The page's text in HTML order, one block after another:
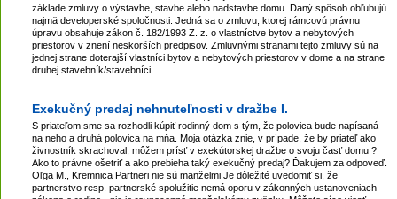
základe zmluvy o výstavbe, stavbe alebo nadstavbe domu. Daný spôsob obľubujú
najmä developerské spoločnosti. Jedná sa o zmluvu, ktorej rámcovú právnu
úpravu obsahuje zákon č. 182/1993 Z. z. o vlastníctve bytov a nebytových
priestorov v znení neskorších predpisov. Zmluvnými stranami tejto zmluvy sú na
jednej strane doterajší vlastníci bytov a nebytových priestorov v dome a na strane
druhej stavebník/stavebníci...
Exekučný predaj nehnuteľnosti v dražbe I.
S priateľom sme sa rozhodli kúpiť rodinný dom s tým, že polovica bude napísaná
na neho a druhá polovica na mňa. Moja otázka znie, v prípade, že by priateľ ako
živnostník skrachoval, môžem prísť v exekútorskej dražbe o svoju časť domu ?
Ako to právne ošetriť a ako prebieha taký exekučný predaj? Ďakujem za odpoveď.
Oľga M., Kremnica Partneri nie sú manželmi Je dôležité uvedomiť si, že
partnerstvo resp. partnerské spolužitie nemá oporu v zákonných ustanoveniach